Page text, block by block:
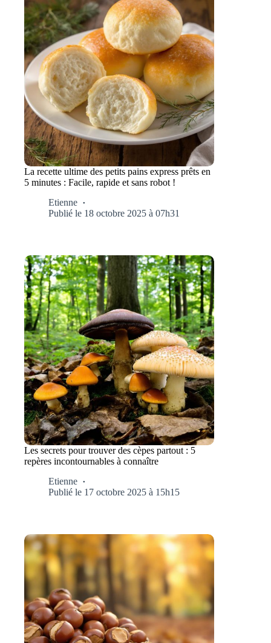
La recette ultime des petits pains express prêts en
5 minutes : Facile, rapide et sans robot !
Etienne
Publié le 18 octobre 2025 à 07h31
Les secrets pour trouver des cèpes partout : 5
repères incontournables à connaître
Etienne
Publié le 17 octobre 2025 à 15h15